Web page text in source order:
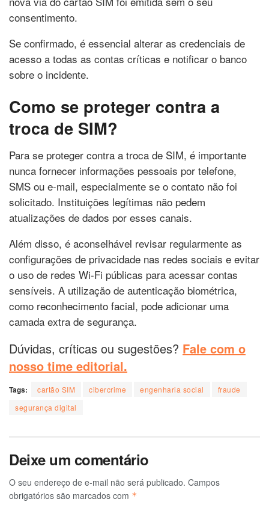
consentimento.
Se confirmado, é essencial alterar as credenciais de
acesso a todas as contas críticas e notificar o banco
sobre o incidente.
Como se proteger contra a
troca de SIM?
Para se proteger contra a troca de SIM, é importante
nunca fornecer informações pessoais por telefone,
SMS ou e-mail, especialmente se o contato não foi
solicitado. Instituições legítimas não pedem
atualizações de dados por esses canais.
Além disso, é aconselhável revisar regularmente as
configurações de privacidade nas redes sociais e evitar
o uso de redes Wi-Fi públicas para acessar contas
sensíveis. A utilização de autenticação biométrica,
como reconhecimento facial, pode adicionar uma
camada extra de segurança.
Dúvidas, críticas ou sugestões? Fale com o
nosso time editorial.
Tags: cartão SIM cibercrime engenharia social
fraude
segurança digital
Deixe um comentário
O seu endereço de e-mail não será publicado. Campos
obrigatórios são marcados com *